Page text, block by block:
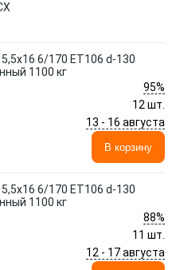
6/170 ET106 d-130
1100 кг
95%
12 шт.
13 - 16 августа
В корзину
6/170 ET106 d-130
1100 кг
88%
11 шт.
12 - 17 августа